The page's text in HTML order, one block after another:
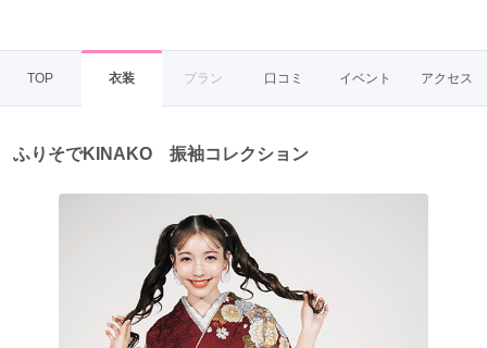
TOP 衣装 プラン 口コミ イベント アクセス
ふりそでKINAKO 振袖コレクション